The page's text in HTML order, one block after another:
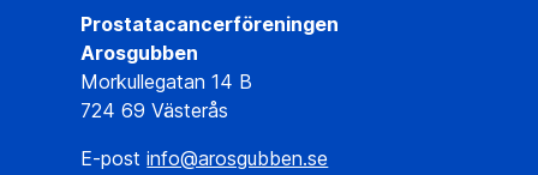
Prostatacancerföreningen
Arosgubben
Morkullegatan 14 B
724 69 Västerås
E-postinfo@arosgubben.se